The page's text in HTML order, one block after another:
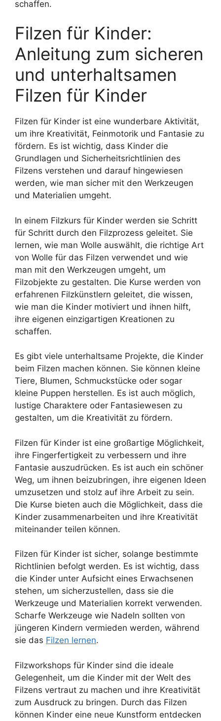
schaffen.
Filzen für Kinder:
Anleitung zum sicheren
und unterhaltsamen
Filzen für Kinder
Filzen für Kinder ist eine wunderbare Aktivität,
um ihre Kreativität, Feinmotorik und Fantasie zu
fördern. Es ist wichtig, dass Kinder die
Grundlagen und Sicherheitsrichtlinien des
Filzens verstehen und darauf hingewiesen
werden, wie man sicher mit den Werkzeugen
und Materialien umgeht.
In einem Filzkurs für Kinder werden sie Schritt
für Schritt durch den Filzprozess geleitet. Sie
lernen, wie man Wolle auswählt, die richtige Art
von Wolle für das Filzen verwendet und wie
man mit den Werkzeugen umgeht, um
Filzobjekte zu gestalten. Die Kurse werden von
erfahrenen Filzkünstlern geleitet, die wissen,
wie man die Kinder motiviert und ihnen hilft,
ihre eigenen einzigartigen Kreationen zu
schaffen.
Es gibt viele unterhaltsame Projekte, die Kinder
beim Filzen machen können. Sie können kleine
Tiere, Blumen, Schmuckstücke oder sogar
kleine Puppen herstellen. Es ist auch möglich,
lustige Charaktere oder Fantasiewesen zu
gestalten, um die Kreativität zu fördern.
Filzen für Kinder ist eine großartige Möglichkeit,
ihre Fingerfertigkeit zu verbessern und ihre
Fantasie auszudrücken. Es ist auch ein schöner
Weg, um ihnen beizubringen, ihre eigenen Ideen
umzusetzen und stolz auf ihre Arbeit zu sein.
Die Kurse bieten auch die Möglichkeit, dass die
Kinder zusammenarbeiten und ihre Kreativität
miteinander teilen können.
Filzen für Kinder ist sicher, solange bestimmte
Richtlinien befolgt werden. Es ist wichtig, dass
die Kinder unter Aufsicht eines Erwachsenen
stehen, um sicherzustellen, dass sie die
Werkzeuge und Materialien korrekt verwenden.
Scharfe Werkzeuge wie Nadeln sollten von
jüngeren Kindern vermieden werden, während
sie das Filzen lernen.
Filzworkshops für Kinder sind die ideale
Gelegenheit, um die Kinder mit der Welt des
Filzens vertraut zu machen und ihre Kreativität
zum Ausdruck zu bringen. Durch das Filzen
können Kinder eine neue Kunstform entdecken